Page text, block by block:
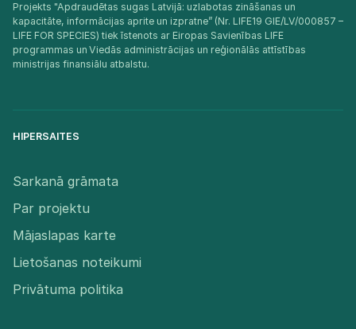
Projekts "Apdraudētas sugas Latvijā: uzlabotas zināšanas un
kapacitāte, informācijas aprite un izpratne” (Nr. LIFE19 GIE/LV/000857 –
LIFE FOR SPECIES) tiek īstenots ar Eiropas Savienības LIFE
programmas un Viedās administrācijas un reģionālās attīstības
ministrijas finansiālu atbalstu.​
HIPERSAITES
Sarkanā grāmata
Par projektu
Mājaslapas karte
Lietošanas noteikumi
Privātuma politika